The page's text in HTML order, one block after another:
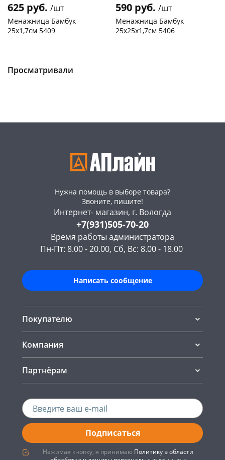
625 руб. /шт
Менажница Бамбук
25х1,7см 5409
590 руб. /шт
Менажница Бамбук
25х25х1,7см 5406
Просматривали
Нужна помощь в выборе товара?
Звоните, пишите!
Интернет- магазин, г. Вологда
+7(931)505-70-20
Время работы администратора
Пн-Пт: 8.00 - 20.00, Сб, Вс: 8.00 - 18.00
Написать сообщение
Покупателю
Компания
Партнёрам
Подписаться
Нажимая кнопку, я принимаю Политику в области